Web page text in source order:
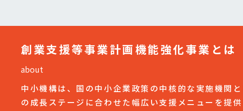
創業支援等事業計画機能強化事業とは
about
中小機構は、国の中小企業政策の中核的な実施機関
の成長ステージに合わせた幅広い支援メニューを提供